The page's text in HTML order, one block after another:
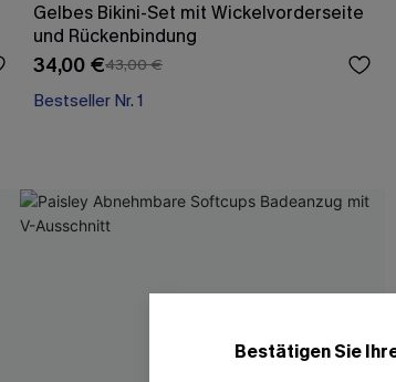
Gelbes Bikini-Set mit Wickelvorderseite
und Rückenbindung
34,00 €43,00 €
Bestseller Nr. 1
Bestätigen Sie